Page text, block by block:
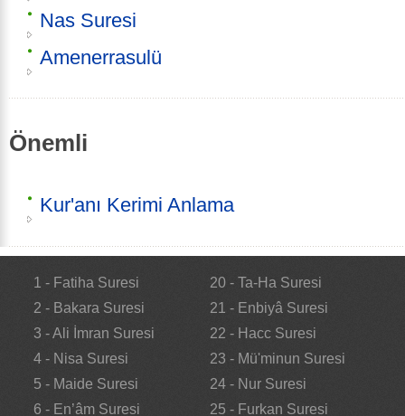
Nas Suresi
Amenerrasulü
Önemli
Kur'anı Kerimi Anlama
1 - Fatiha Suresi
2 - Bakara Suresi
3 - Ali İmran Suresi
4 - Nisa Suresi
5 - Maide Suresi
6 - En’âm Suresi
20 - Ta-Ha Suresi
21 - Enbiyâ Suresi
22 - Hacc Suresi
23 - Mü'minun Suresi
24 - Nur Suresi
25 - Furkan Suresi